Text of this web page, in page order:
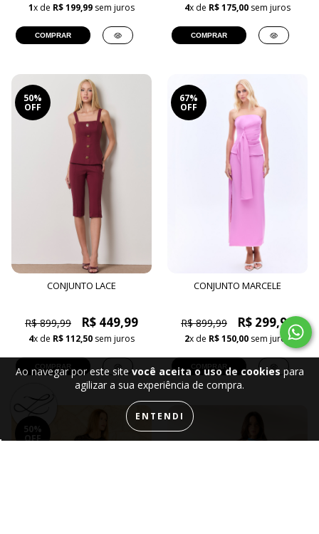
Ao navegar por este sitevocê aceita o uso de cookiespara
agilizar a sua experiência de compra.
ENTENDI
1x de R$ 199,99 sem juros
COMPRAR
4x de R$ 175,00 sem juros
COMPRAR
50%
OFF
CONJUNTO LACE
R$ 899,99 R$ 449,99
4x de R$ 112,50 sem juros
COMPRAR
67%
OFF
CONJUNTO MARCELE
R$ 899,99 R$ 299,99
2x de R$ 150,00 sem juros
COMPRAR
50%
OFF